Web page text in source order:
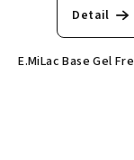
Detail
E.MiLac Base Gel